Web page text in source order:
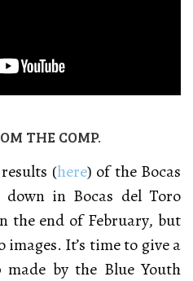
THE COMP.
(here) of the Bocas
in Bocas del Toro
the end of February, but
images. It’s time to give a
by the Blue Youth